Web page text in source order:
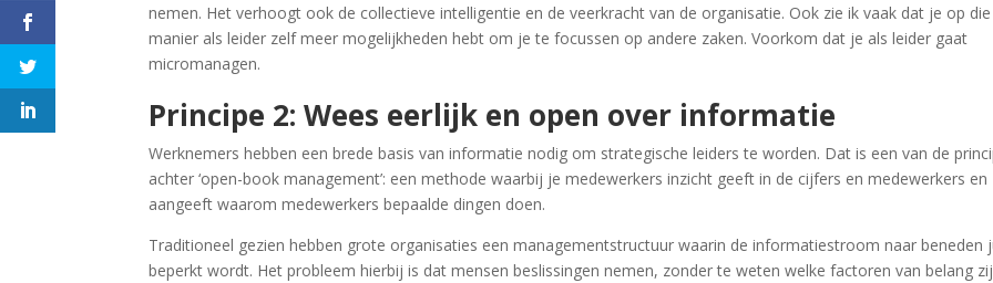
nemen. Het verhoogt ook de collectieve intelligentie en de veerkracht van de organisatie. Ook zie ik vaak dat je op die
manier als leider zelf meer mogelijkheden hebt om je te focussen op andere zaken. Voorkom dat je als leider gaat
micromanagen.
Principe 2: Wees eerlijk en open over informatie
Werknemers hebben een brede basis van informatie nodig om strategische leiders te worden. Dat is een van de
achter ‘open-book management’: een methode waarbij je medewerkers inzicht geeft in de cijfers en medewerkers en
aangeeft waarom medewerkers bepaalde dingen doen.
Traditioneel gezien hebben grote organisaties een managementstructuur waarin de informatiestroom naar beneden
beperkt wordt. Het probleem hierbij is dat mensen beslissingen nemen, zonder te weten welke factoren van belang